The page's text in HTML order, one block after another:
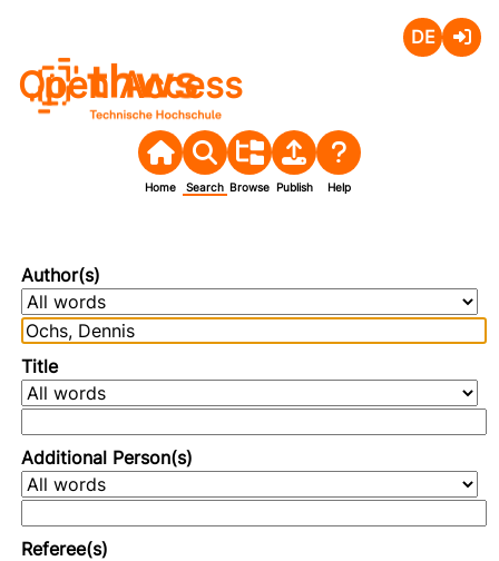
Open Access
Home Search Browse Publish Help
Author(s)
Title
Additional Person(s)
Referee(s)